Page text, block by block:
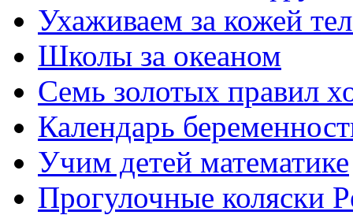
Ухаживаем за кожей
Школы за океаном
Семь золотых правил
Календарь
Учим детей математике
Прогулочные коляски